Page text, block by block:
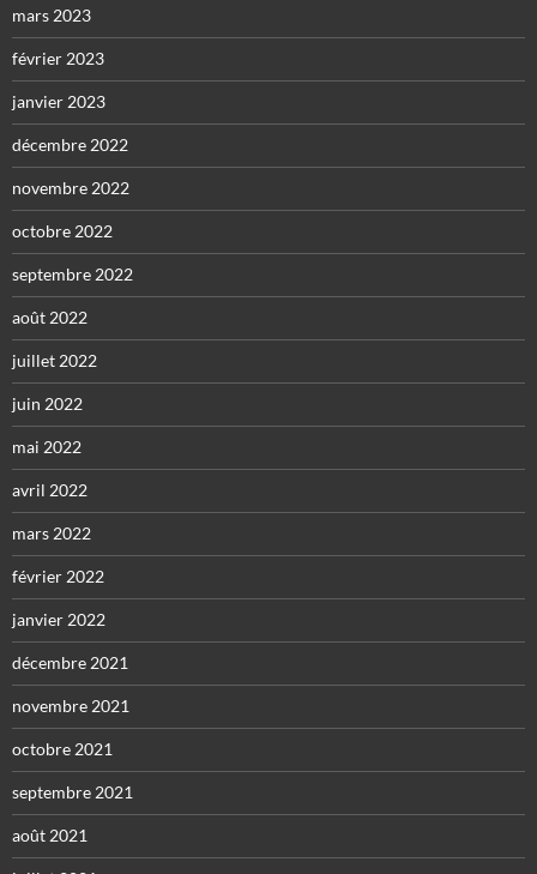
mars 2023
février 2023
janvier 2023
décembre 2022
novembre 2022
octobre 2022
septembre 2022
août 2022
juillet 2022
juin 2022
mai 2022
avril 2022
mars 2022
février 2022
janvier 2022
décembre 2021
novembre 2021
octobre 2021
septembre 2021
août 2021